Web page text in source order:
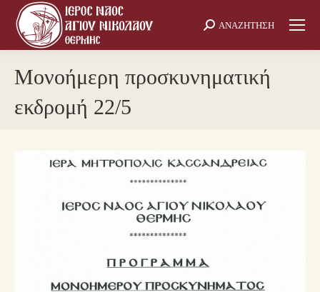
Search:
ΑΝΑΖΗΤΗΣΗ
Μονοήμερη προσκυνηματική
εκδρομή 22/5